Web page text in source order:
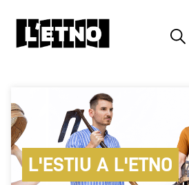
Buscar
L'ESTIU A L'ETNO